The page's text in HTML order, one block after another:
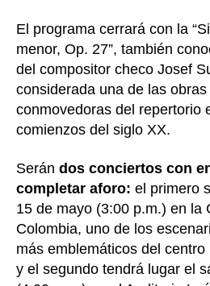
El programa cerrará con la
menor, Op. 27”, también
del compositor checo Josef
considerada una de las
conmovedoras del repertorio
comienzos del siglo XX.
Serán dos conciertos con
completar aforo: el primero
15 de mayo (3:00 p.m.) en la
Colombia, uno de los
más emblemáticos del
y el segundo tendrá lugar el